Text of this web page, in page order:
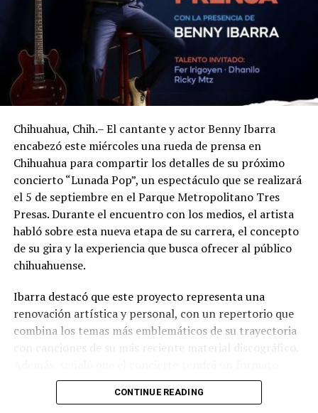
Chihuahua, Chih.– El cantante y actor Benny Ibarra
encabezó este miércoles una rueda de prensa en
Chihuahua para compartir los detalles de su próximo
concierto “Lunada Pop”, un espectáculo que se realizará
el 5 de septiembre en el Parque Metropolitano Tres
Presas. Durante el encuentro con los medios, el artista
habló sobre esta nueva etapa de su carrera, el concepto
de su gira y la experiencia que busca ofrecer al público
chihuahuense.
Ibarra destacó que este proyecto representa una
renovación artística y personal, con un repertorio que
combina los temas más emblemáticos de su trayectoria
con canciones de su más reciente material discográfico.
pensado para disfrutarse al aire libre, acompañado de
propuestas gastronómicas, talento local y una
CONTINUE READING